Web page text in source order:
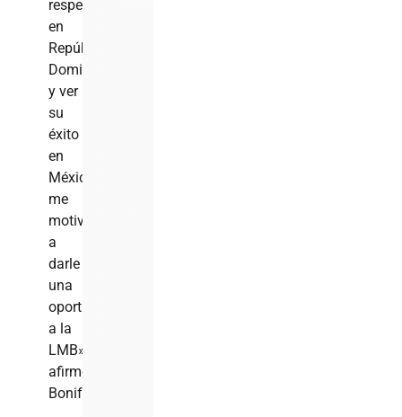
respetado
en
República
Dominicana,
y ver
su
éxito
en
México
me
motivó
a
darle
una
oportunidad
a la
LMB»,
afirmó
Bonifacio.